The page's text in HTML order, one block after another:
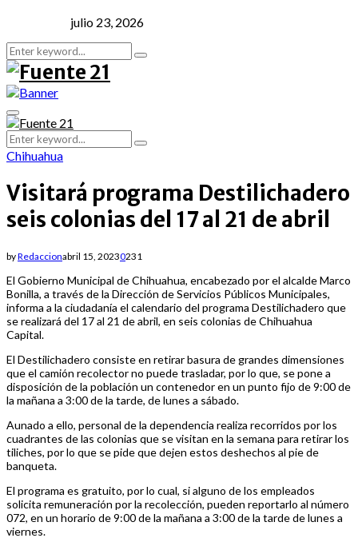
julio 23, 2026
Search
for:
Search
Primary
Menu
Search
for:
Search
Chihuahua
Visitará programa Destilichadero
seis colonias del 17 al 21 de abril
byRedaccionabril 15, 20230231
El Gobierno Municipal de Chihuahua, encabezado por el alcalde Marco
Bonilla, a través de la Dirección de Servicios Públicos Municipales,
informa a la ciudadanía el calendario del programa Destilichadero que
se realizará del 17 al 21 de abril, en seis colonias de Chihuahua
Capital.
El Destilichadero consiste en retirar basura de grandes dimensiones
que el camión recolector no puede trasladar, por lo que, se pone a
disposición de la población un contenedor en un punto fijo de 9:00 de
la mañana a 3:00 de la tarde, de lunes a sábado.
Aunado a ello, personal de la dependencia realiza recorridos por los
cuadrantes de las colonias que se visitan en la semana para retirar los
tiliches, por lo que se pide que dejen estos deshechos al pie de
banqueta.
El programa es gratuito, por lo cual, si alguno de los empleados
solicita remuneración por la recolección, pueden reportarlo al número
072, en un horario de 9:00 de la mañana a 3:00 de la tarde de lunes a
viernes.